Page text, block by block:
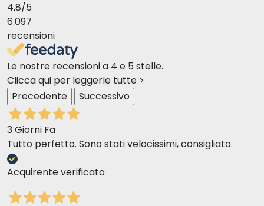
4,8/5
6.097
recensioni
Le nostre recensioni a 4 e 5 stelle.
Clicca qui per leggerle tutte >
Precedente
Successivo
3 Giorni Fa
Tutto perfetto. Sono stati velocissimi, consigliato.
Acquirente verificato